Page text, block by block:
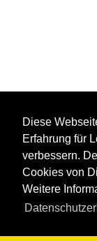
Diese
Erfahrung für
verbessern.
Cookies von
Weitere